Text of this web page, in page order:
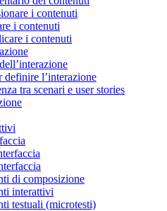
i contenuti
i contenuti
i contenuti
definire l’interazione
tra scenari e user stories
di composizione
interattivi
testuali (microtesti)